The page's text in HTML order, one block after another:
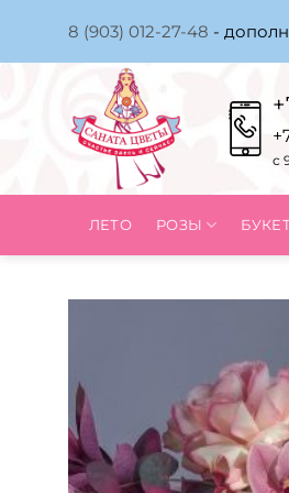
content
8 (903) 012-27-48 -
с
ЛЕТО РОЗЫ